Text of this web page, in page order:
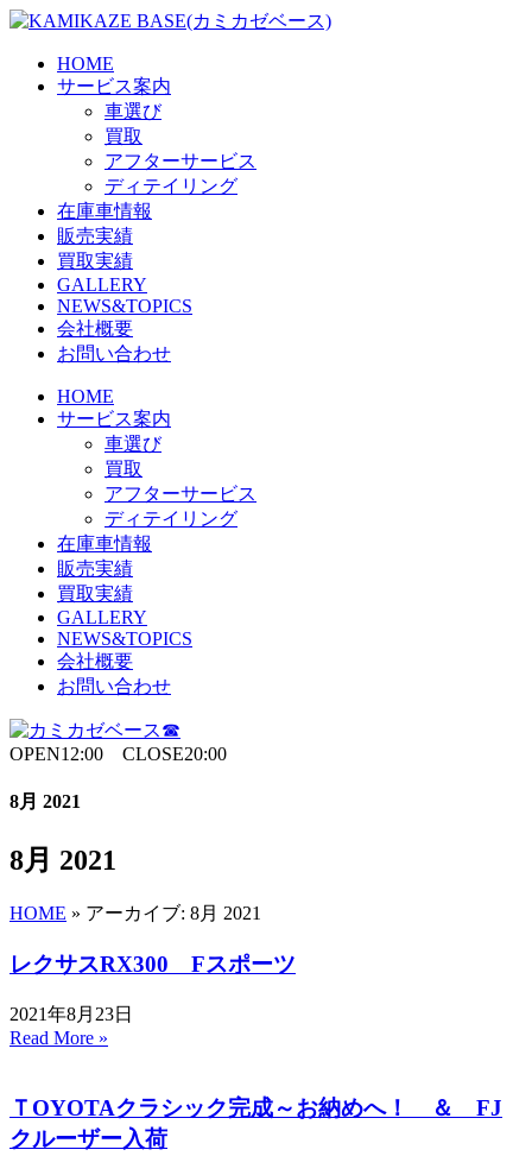
Skip
content
HOME
サービス案内
車選び
買取
アフターサービス
ディテイリング
在庫車情報
販売実績
買取実績
GALLERY
NEWS&TOPICS
会社概要
お問い合わせ
HOME
サービス案内
車選び
買取
アフターサービス
ディテイリング
在庫車情報
販売実績
買取実績
GALLERY
NEWS&TOPICS
会社概要
お問い合わせ
OPEN12:00 CLOSE20:00
8月 2021
8月 2021
HOME » アーカイブ: 8月 2021
レクサスRX300 Fスポーツ
2021年8月23日
Read More »
ＴOYOTAクラシック完成～お納めへ！ ＆ FJ
クルーザー入荷